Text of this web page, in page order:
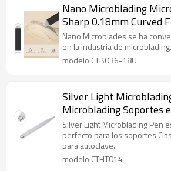
Nano Microblading
Sharp 0.18mm Curved
14U Shaped Blades
Nano Microblades se ha
en la industria de microblading.
modelo:CTB036-18U
Silver Light
Microblading Soportes
Silver Light Microblading Pen
perfecto para los soportes
para autoclave.
modelo:CTHT014